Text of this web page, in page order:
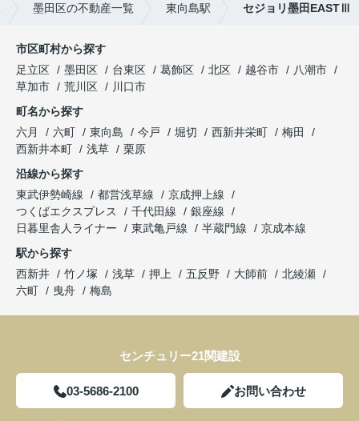
墨田区の不動産一覧 東向島駅 セジョリ墨田EASTⅢ
市区町村から探す
足立区
墨田区 台東区 葛飾区 北区 越谷市
八潮市
草加市
荒川区
川口市
町名から探す
六月
六町 東向島 今戸 堀切 西新井栄町
梅田
西新井本町
浅草
栗原
沿線から探す
東武伊勢崎線
都営浅草線
京成押上線
つくばエクスプレス
千代田線
銀座線
日暮里舎人ライナー
東武亀戸線 半蔵門線
京成本線
駅から探す
西新井
竹ノ塚 浅草 押上 五反野 大師前
北綾瀬
六町
曳舟 梅島
センチュリー21関建設
03-5686-2100 お問い合わせ